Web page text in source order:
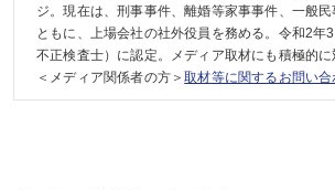
ジ。現在は、刑事事件、離婚等家事事件、一般民
ともに、上場会社の社外役員を務める。令和2年
不正検査士）に認定。メディア取材にも積極的に
＜メディア関係者の方＞取材等に関するお問い合